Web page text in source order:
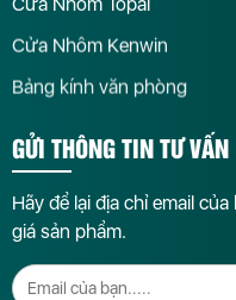
Cửa Nhôm Kenwin
Bảng kính văn phòng
GỬI THÔNG TIN TƯ VẤN
Hãy để lại địa chỉ email
giá sản phẩm.